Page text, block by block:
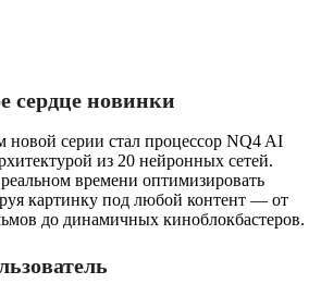
сердце новинки
серии стал процессор NQ4 AI
из 20 нейронных сетей.
времени оптимизировать
картинку под любой контент — от
до динамичных киноблокбастеров.